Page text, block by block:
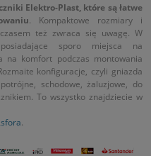
Elektro-Plast, które są łatwe
. Kompaktowe rozmiary i
też zwraca się uwagę. W
sporo miejsca na
na komfort podczas montowania
konfiguracje, czyli gniazda
schodowe, żaluzjowe, do
To wszystko znajdziecie w
.